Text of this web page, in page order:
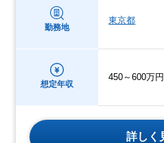
勤務地
東京都
想定年収
450～600万円
詳しく